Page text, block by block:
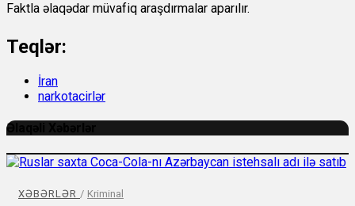
Faktla əlaqədar müvafiq araşdırmalar aparılır.
Teqlər:
İran
narkotacirlər
Əlaqəli Xəbərlər
XƏBƏRLƏR / Kriminal